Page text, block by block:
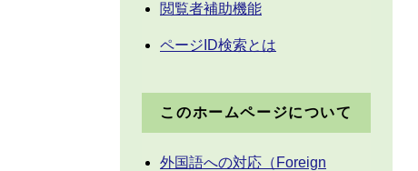
閲覧者補助機能
ページID検索とは
このホームページについて
外国語への対応（Foreign